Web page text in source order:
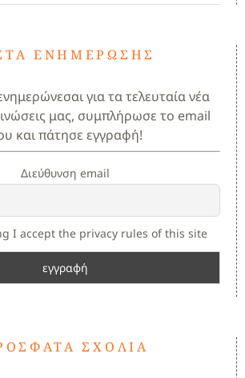
ΕΝΗΜΈΡΩΣΗΣ
για τα τελευταία νέα
μας, συμπλήρωσε το email
και πάτησε εγγραφή!
Διεύθυνση email
I accept the privacy rules of this site
ΣΧΌΛΙΑ